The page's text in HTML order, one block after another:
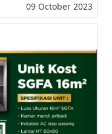
09 October 2023